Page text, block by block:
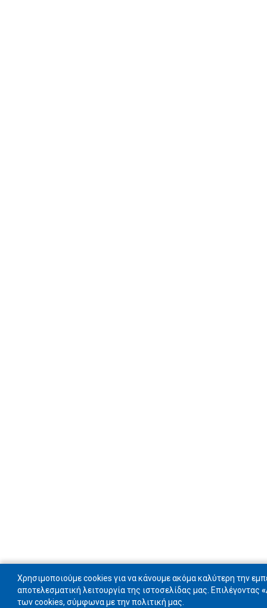
Χρησιμοποιούμε cookies για να κάνουμε ακόμα καλύτερη την
αποτελεσματική λειτουργία της ιστοσελίδας μας. Επιλέγοντας
των cookies, σύμφωνα με την πολιτική μας.